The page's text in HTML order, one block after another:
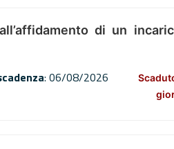
di un
: 06/08/2026